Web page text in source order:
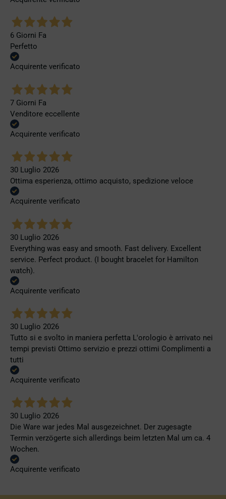
6 Giorni Fa
Perfetto
Acquirente verificato
7 Giorni Fa
Venditore eccellente
Acquirente verificato
30 Luglio 2026
Ottima esperienza, ottimo acquisto, spedizione veloce
Acquirente verificato
30 Luglio 2026
Everything was easy and smooth. Fast delivery. Excellent
service. Perfect product. (I bought bracelet for Hamilton
watch).
Acquirente verificato
30 Luglio 2026
Tutto si e svolto in maniera perfetta L'orologio è arrivato nei
tempi previsti Ottimo servizio e prezzi ottimi Complimenti a
tutti
Acquirente verificato
30 Luglio 2026
Die Ware war jedes Mal ausgezeichnet. Der zugesagte
Termin verzögerte sich allerdings beim letzten Mal um ca. 4
Wochen.
Acquirente verificato